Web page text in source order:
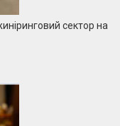
сектор на